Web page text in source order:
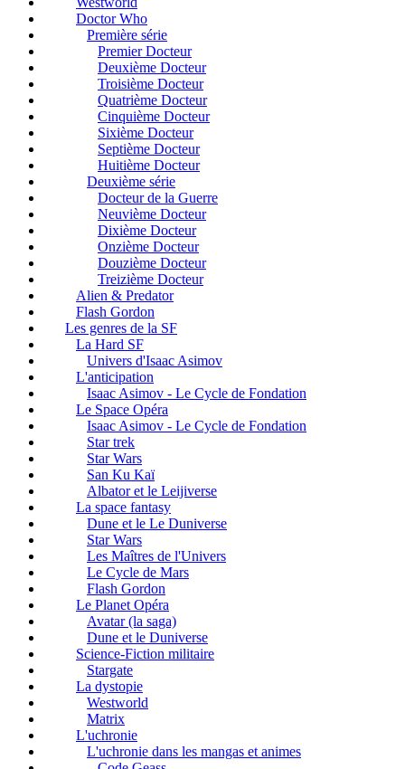
Doctor Who
Première série
Premier Docteur
Deuxième Docteur
Troisième Docteur
Quatrième Docteur
Cinquième Docteur
Sixième Docteur
Septième Docteur
Huitième Docteur
Deuxième série
Docteur de la Guerre
Neuvième Docteur
Dixième Docteur
Onzième Docteur
Douzième Docteur
Treizième Docteur
Alien & Predator
Flash Gordon
Les genres de la SF
La Hard SF
Univers d'Isaac Asimov
L'anticipation
Isaac Asimov - Le Cycle de Fondation
Le Space Opéra
Isaac Asimov - Le Cycle de Fondation
Star trek
Star Wars
San Ku Kaï
Albator et le Leijiverse
La space fantasy
Dune et le Le Duniverse
Star Wars
Les Maîtres de l'Univers
Le Cycle de Mars
Flash Gordon
Le Planet Opéra
Avatar (la saga)
Dune et le Duniverse
Science-Fiction militaire
Stargate
La dystopie
Westworld
Matrix
L'uchronie
L'uchronie dans les mangas et animes